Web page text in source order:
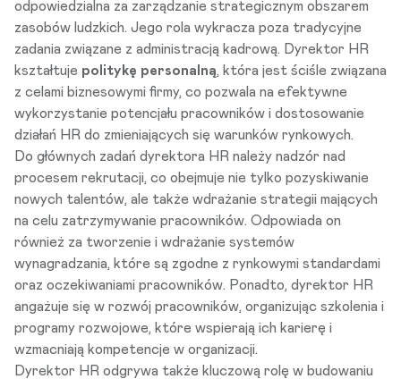
odpowiedzialna za zarządzanie strategicznym obszarem
zasobów ludzkich. Jego rola wykracza poza tradycyjne
zadania związane z administracją kadrową. Dyrektor HR
kształtuje politykę personalną, która jest ściśle związana
z celami biznesowymi firmy, co pozwala na efektywne
wykorzystanie potencjału pracowników i dostosowanie
działań HR do zmieniających się warunków rynkowych.
Do głównych zadań dyrektora HR należy nadzór nad
procesem rekrutacji, co obejmuje nie tylko pozyskiwanie
nowych talentów, ale także wdrażanie strategii mających
na celu zatrzymywanie pracowników. Odpowiada on
również za tworzenie i wdrażanie systemów
wynagradzania, które są zgodne z rynkowymi standardami
oraz oczekiwaniami pracowników. Ponadto, dyrektor HR
angażuje się w rozwój pracowników, organizując szkolenia i
programy rozwojowe, które wspierają ich karierę i
wzmacniają kompetencje w organizacji.
Dyrektor HR odgrywa także kluczową rolę w budowaniu